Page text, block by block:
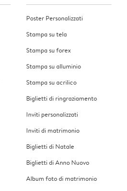
Poster Personalizzati
Stampa su tela
Stampa su forex
Stampa su alluminio
Stampa su acrilico
Biglietti di ringraziamento
Inviti personalizzati
Inviti di matrimonio
Biglietti di Natale
Biglietti di Anno Nuovo
Album foto di matrimonio